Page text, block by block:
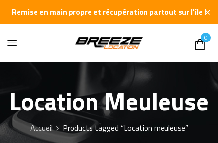
Remise en main propre et récupération partout sur l'île !✕
0
Location Meuleuse
Accueil Products tagged “Location meuleuse”